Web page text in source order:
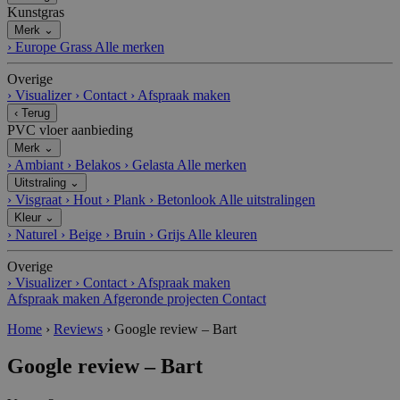
Kunstgras
Merk ⌄
› Europe Grass Alle merken
Overige
› Visualizer › Contact › Afspraak maken
‹ Terug
PVC vloer aanbieding
Merk ⌄
› Ambiant › Belakos › Gelasta Alle merken
Uitstraling ⌄
› Visgraat › Hout › Plank › Betonlook Alle uitstralingen
Kleur ⌄
› Naturel › Beige › Bruin › Grijs Alle kleuren
Overige
› Visualizer › Contact › Afspraak maken
Afspraak maken Afgeronde projecten Contact
Home › Reviews › Google review – Bart
Google review – Bart
o
m
__cfruid
C
lo
r
n
al
e
dl
y.
c
m
es
Cookie geassocieerd met sites die
CloudFlare gebruiken, gebruikt om
o
m
noodzakelijke cookie (_GRECAPTCHA)